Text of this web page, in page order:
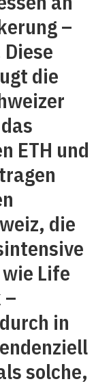
–
die
ETH und
die
Life
–
in
solche,